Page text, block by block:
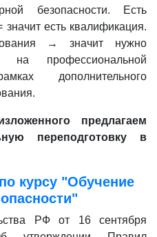
безопасности. Есть
есть квалификация.
→ значит нужно
на профессиональной
дополнительного
предлагаем
переподготовку в
курсу "Обучение
РФ от 16 сентября